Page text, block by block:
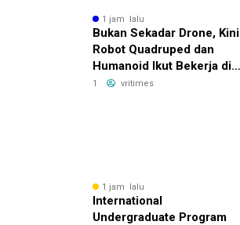
1 jam lalu
Bukan Sekadar Drone, Kini
Robot Quadruped dan
Humanoid Ikut Bekerja di
Lapangan
1 vritimes
1 jam lalu
International
Undergraduate Program